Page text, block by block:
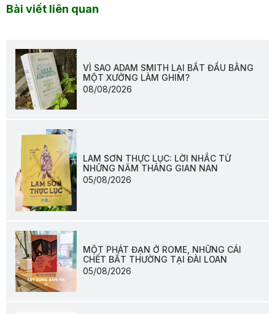
Bài viết liên quan
VÌ SAO ADAM SMITH LẠI BẮT ĐẦU BẰNG
MỘT XƯỞNG LÀM GHIM?
08/08/2026
LAM SƠN THỰC LỤC: LỜI NHẮC TỪ
NHỮNG NĂM THÁNG GIAN NAN
05/08/2026
MỘT PHÁT ĐẠN Ở ROME, NHỮNG CÁI
CHẾT BẤT THƯỜNG TẠI ĐÀI LOAN
05/08/2026